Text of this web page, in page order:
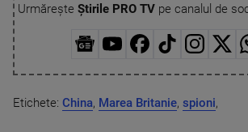
Urmărește Știrile PRO TVpe canalul de
Etichete: China, Marea Britanie, spioni,